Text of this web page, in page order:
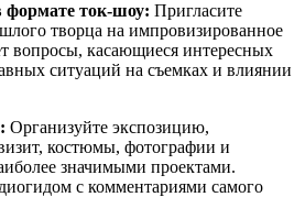
формате ток-шоу: Пригласите
творца на импровизированное
вопросы, касающиеся интересных
ситуаций на съемках и влиянии
Организуйте экспозицию,
костюмы, фотографии и
значимыми проектами.
с комментариями самого